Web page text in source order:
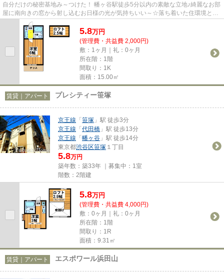
自分だけの秘密基地み～つけた！ 幡ヶ谷駅徒歩5分以内の素敵な立地♪綺麗なお部
屋に南向きの窓から射し込むお日様の光が気持ちいい～☆落ち着いた住環境と共
に新たな生活の第一歩を踏み...
5.8万円
(管理費・共益費 2,000円)
敷：1ヶ月｜礼：0ヶ月
所在階：1階
間取り：1K
面積：15.00㎡
賃貸｜アパート プレシティー笹塚
京王線 「笹塚 」駅 徒歩3分
京王線 「代田橋 」駅 徒歩13分
京王線 「幡ヶ谷 」駅 徒歩14分
東京都渋谷区笹塚 １丁目
5.8万円
築年数：築33年 ｜募集中： 1室
階数：2階建
5.8万円
(管理費・共益費 4,000円)
敷：0ヶ月｜礼：0ヶ月
所在階：1階
間取り：1R
面積：9.31㎡
賃貸｜アパート エスポワール浜田山